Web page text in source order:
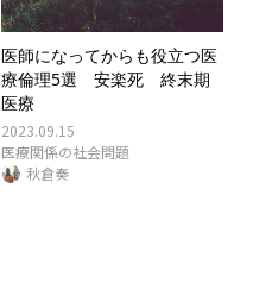
医師になってからも役立つ医
療倫理5選 安楽死 終末期
医療
2023.09.15
医療関係の社会問題
秋倉奏